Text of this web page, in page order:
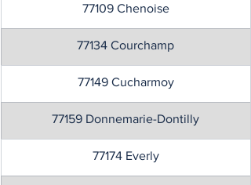
77109 Chenoise
77134 Courchamp
77149 Cucharmoy
77159 Donnemarie-Dontilly
77174 Everly